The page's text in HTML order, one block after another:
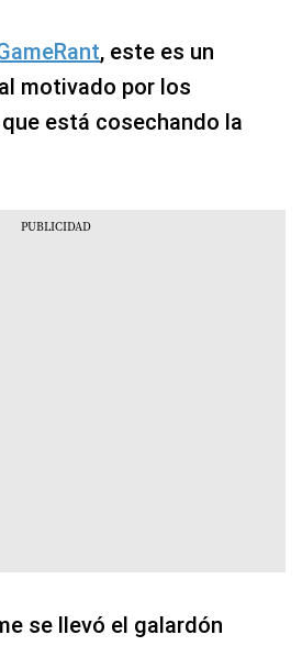
, este es un
motivado por los
está cosechando la
se llevó el galardón